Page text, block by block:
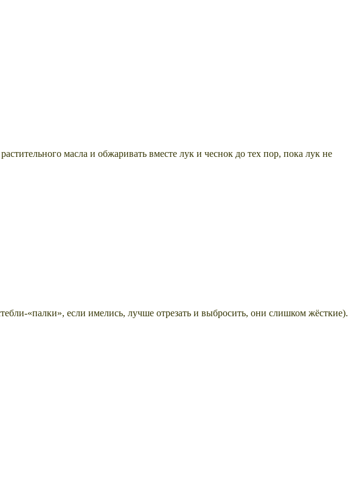
масла и обжаривать вместе лук и чеснок до тех пор, пока лук не
«палки», если имелись, лучше отрезать и выбросить, они слишком жёсткие).